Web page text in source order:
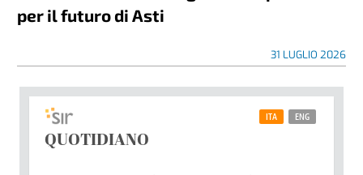
per il futuro di Asti
31 LUGLIO 2026